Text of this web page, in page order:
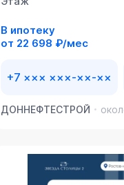
В ипотеку
от 22 698 ₽/мес
+7 ××× ×××-××-××
ДОННЕФТЕСТРОЙ